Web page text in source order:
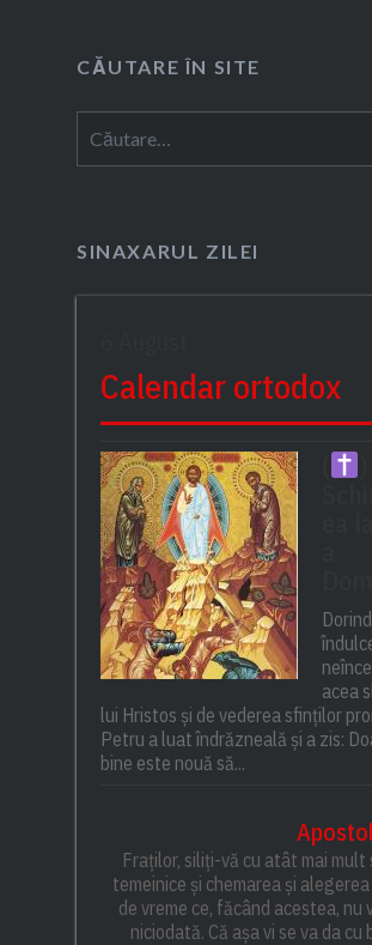
CĂUTARE ÎN SITE
după:
SINAXARUL ZILEI
Calendar ortodox
acea
lui Hristos și de vederea sfinților
Petru a luat îndrăzneală și a zis:
bine este nouă să...
Fraților, siliți-vă cu atât mai mult
temeinice și chemarea și
de vreme ce, făcând acestea, nu
niciodată. Că așa vi se va da cu